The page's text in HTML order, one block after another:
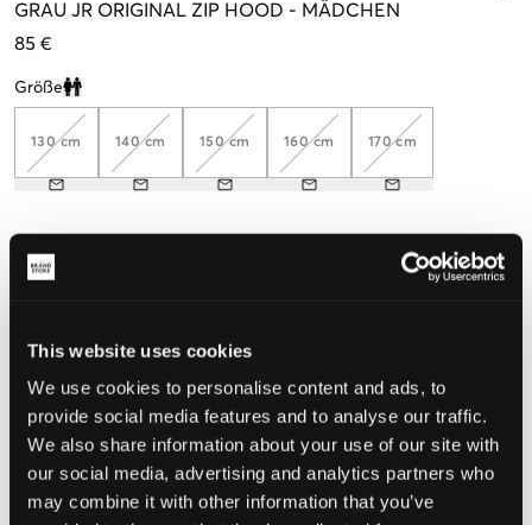
This website uses cookies
We use cookies to personalise content and ads, to
provide social media features and to analyse our traffic.
We also share information about your use of our site with
our social media, advertising and analytics partners who
may combine it with other information that you’ve
GRAU JR ORIGINAL ZIP HOOD - MÄDCHEN
85 €
Größe
Clone modal
130 cm 140 cm 150 cm 160 cm 170 cm
GRÖSSENBERATER
WÄHLEN SIE EINE GRÖSSE
Schnelle lieferung
Gratis versand über €69